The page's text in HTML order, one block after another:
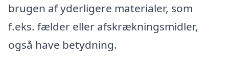
brugen af yderligere materialer, som
f.eks. fælder eller afskrækningsmidler,
også have betydning.